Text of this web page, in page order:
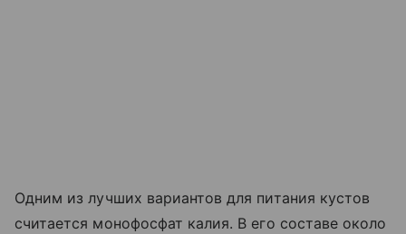
Одним из лучших вариантов для питания кустов
считается монофосфат калия. В его составе около